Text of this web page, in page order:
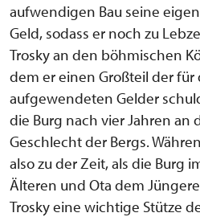
aufwendigen Bau seine
Geld, sodass er noch zu
Trosky an den böhmischen
dem er einen Großteil der für
aufgewendeten Gelder
die Burg nach vier Jahren an
Geschlecht der Bergs.
also zu der Zeit, als die Burg
Älteren und Ota dem
Trosky eine wichtige Stütze